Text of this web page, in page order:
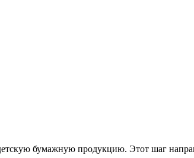
бумажную продукцию. Этот шаг